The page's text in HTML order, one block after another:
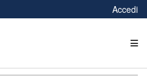
Accedi